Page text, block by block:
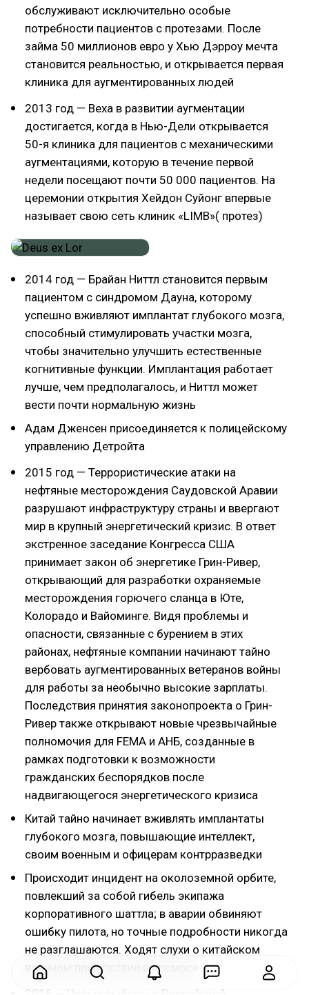
обслуживают исключительно особые
потребности пациентов с протезами. После
займа 50 миллионов евро у Хью Дэрроу мечта
становится реальностью, и открывается первая
клиника для аугментированных людей
2013 год — Веха в развитии аугментации
достигается, когда в Нью-Дели открывается
50-я клиника для пациентов с механическими
аугментациями, которую в течение первой
недели посещают почти 50 000 пациентов. На
церемонии открытия Хейдон Суйонг впервые
называет свою сеть клиник «LIMB»( протез)
2014 год — Брайан Ниттл становится первым
пациентом с синдромом Дауна, которому
успешно вживляют имплантат глубокого мозга,
способный стимулировать участки мозга,
чтобы значительно улучшить естественные
когнитивные функции. Имплантация работает
лучше, чем предполагалось, и Ниттл может
вести почти нормальную жизнь
Адам Дженсен присоединяется к полицейскому
управлению Детройта
2015 год — Террористические атаки на
нефтяные месторождения Саудовской Аравии
разрушают инфраструктуру страны и ввергают
мир в крупный энергетический кризис. В ответ
экстренное заседание Конгресса США
принимает закон об энергетике Грин-Ривер,
открывающий для разработки охраняемые
месторождения горючего сланца в Юте,
Колорадо и Вайоминге. Видя проблемы и
опасности, связанные с бурением в этих
районах, нефтяные компании начинают тайно
вербовать аугментированных ветеранов войны
для работы за необычно высокие зарплаты.
Последствия принятия законопроекта о Грин-
Ривер также открывают новые чрезвычайные
полномочия для FEMA и АНБ, созданные в
рамках подготовки к возможности
гражданских беспорядков после
надвигающегося энергетического кризиса
Китай тайно начинает вживлять имплантаты
глубокого мозга, повышающие интеллект,
своим военным и офицерам контрразведки
Происходит инцидент на околоземной орбите,
повлекший за собой гибель экипажа
корпоративного шаттла; в аварии обвиняют
ошибку пилота, но точные подробности никогда
не разглашаются. Ходят слухи о китайском
военном присутствии в космосе